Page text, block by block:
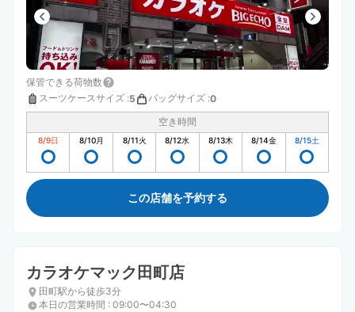
保管できる荷物数
スーツケースサイズ :5 バッグサイズ :0
空き時間
8/9日 8/10月 8/11火 8/12水 8/13木 8/14金 8/15土
この店舗を予約する
カラオケマック田町店
田町駅から徒歩3分
本日の営業時間 : 09:00〜04:30